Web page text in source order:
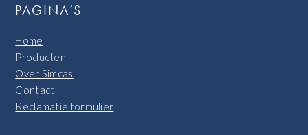
PAGINA’S
Home
Producten
Over Simcas
Contact
Reclamatie formulier